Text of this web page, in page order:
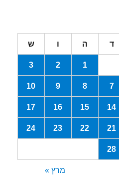
ד ה ו ש
1
2
3
7
8
9
10
14
15
16
17
21
22
23
24
28
מרץ »